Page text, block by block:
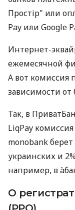
Простір" или
Pay или Google
Интернет-
ежемесячной
А вот комиссия
зависимости от
Так, в
LiqPay
monobank
украинских и
например, в
О